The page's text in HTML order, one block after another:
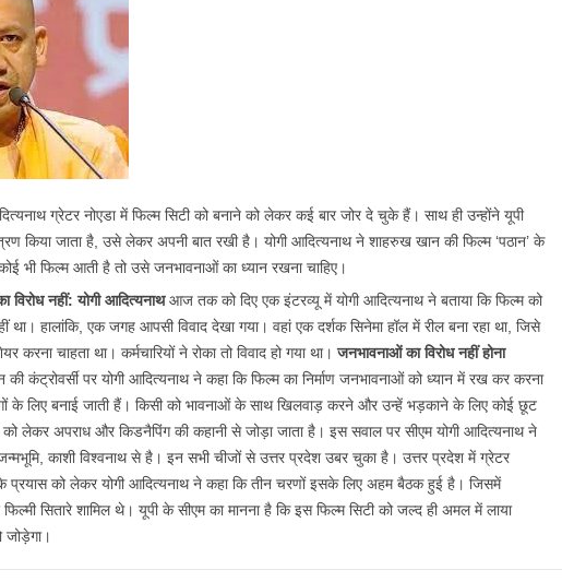
ग्रेटर नोएडा में फिल्म सिटी को बनाने को लेकर कई बार जोर दे चुके हैं। साथ ही उन्होंने यूपी
किया जाता है, उसे लेकर अपनी बात रखी है। योगी आदित्यनाथ ने शाहरुख खान की फिल्म ‘पठान’ के
भी फिल्म आती है तो उसे जनभावनाओं का ध्यान रखना चाहिए।
विरोध नहीं: योगी आदित्यनाथआज तक को दिए एक इंटरव्यू में योगी आदित्यनाथ ने बताया कि फिल्म को
था। हालांकि, एक जगह आपसी विवाद देखा गया। वहां एक दर्शक सिनेमा हॉल में रील बना रहा था, जिसे
करना चाहता था। कर्मचारियों ने रोका तो विवाद हो गया था।जनभावनाओं का विरोध नहीं होना
की कंट्रोवर्सी पर योगी आदित्यनाथ ने कहा कि फिल्म का निर्माण जनभावनाओं को ध्यान में रख कर करना
के लिए बनाई जाती हैं। किसी को भावनाओं के साथ खिलवाड़ करने और उन्हें भड़काने के लिए कोई छूट
लेकर अपराध और किडनैपिंग की कहानी से जोड़ा जाता है। इस सवाल पर सीएम योगी आदित्यनाथ ने
काशी विश्वनाथ से है। इन सभी चीजों से उत्तर प्रदेश उबर चुका है। उत्तर प्रदेश में ग्रेटर
के प्रयास को लेकर योगी आदित्यनाथ ने कहा कि तीन चरणों इसके लिए अहम बैठक हुई है। जिसमें
सितारे शामिल थे। यूपी के सीएम का मानना है कि इस फिल्म सिटी को जल्द ही अमल में लाया
जोड़ेगा।